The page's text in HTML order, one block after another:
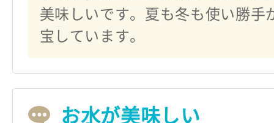
美味しいです。夏も冬も使い勝手
宝しています。
お水が美味しい